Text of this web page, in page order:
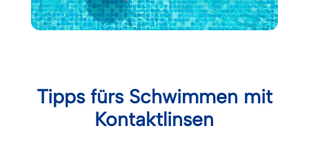
Tipps fürs Schwimmen mit
Kontaktlinsen